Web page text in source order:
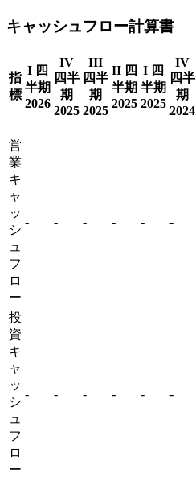
キャッシュフロー計算書
指
標
I 四
半期
2026
IV
四半
期
2025
III
四半
期
2025
II 四
半期
2025
I 四
半期
2025
IV
四半
期
2024
営
業
キ
ャ
ッ
シ
ュ
フ
ロ
ー
- - - - - -
投
資
キ
ャ
ッ
シ
ュ
フ
ロ
ー
- - - - - -